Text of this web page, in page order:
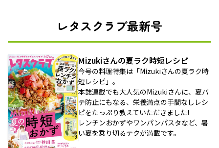
レタスクラブ最新号
Mizukiさんの夏ラク時短レシピ
今号の料理特集は「Mizukiさんの夏ラク時
短レシピ」。
本誌連載でも大人気のMizukiさんに、夏バ
テ防止にもなる、栄養満点の手間なしレシ
ピをたっぷり教えていただきました!
レンチンおかずやワンパンパスタなど、暑
い夏を乗り切るテクが満載です。